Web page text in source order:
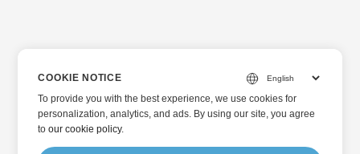
COOKIE NOTICE
To provide you with the best experience, we use cookies for
personalization, analytics, and ads. By using our site, you agree
toour cookie policy.